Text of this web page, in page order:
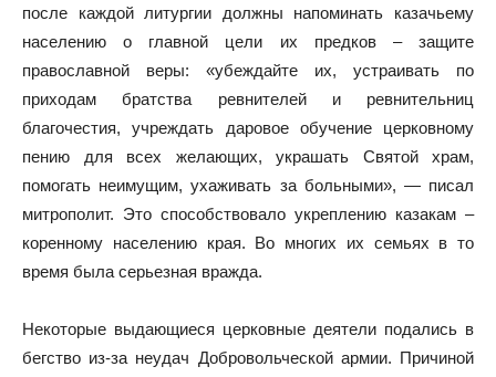
после каждой литургии должны напоминать казачьему
населению о главной цели их предков – защите
православной веры: «убеждайте их, устраивать по
приходам братства ревнителей и ревнительниц
благочестия, учреждать даровое обучение церковному
пению для всех желающих, украшать Святой храм,
помогать неимущим, ухаживать за больными», — писал
митрополит. Это способствовало укреплению казакам –
коренному населению края. Во многих их семьях в то
время была серьезная вражда.
Некоторые выдающиеся церковные деятели подались в
бегство из-за неудач Добровольческой армии. Причиной